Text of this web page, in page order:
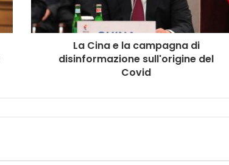
La Cina e la campagna di
disinformazione sull'origine del
Covid